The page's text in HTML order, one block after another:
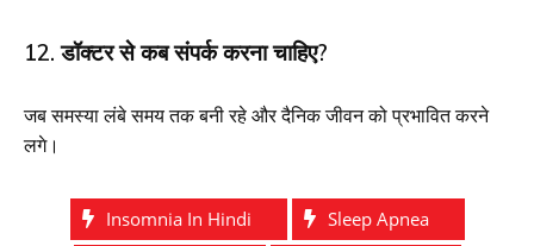
12. डॉक्टर से कब संपर्क करना चाहिए?
जब समस्या लंबे समय तक बनी रहे और दैनिक जीवन को प्रभावित करने
लगे।
Insomnia In Hindi
Sleep Apnea